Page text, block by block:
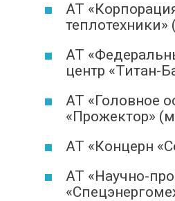
АТ
АТ
центр «Титан-
АТ «Головное
«Прожектор»
АТ «Концерн
АТ «Научно-